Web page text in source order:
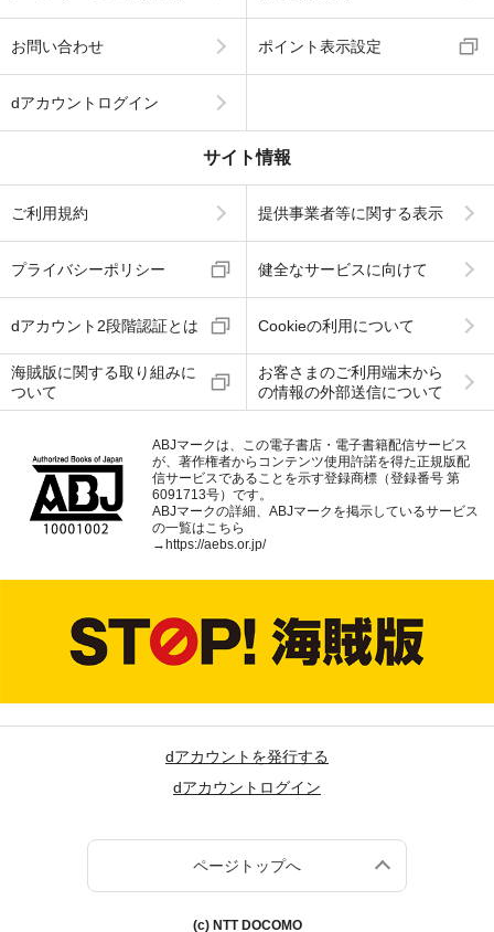
お問い合わせ ポイント表示設定
dアカウントログイン
サイト情報
ご利用規約 提供事業者等に関する表示
プライバシーポリシー 健全なサービスに向けて
dアカウント2段階認証とは Cookieの利用について
海賊版に関する取り組みに
ついて
お客さまのご利用端末から
の情報の外部送信について
ABJマークは、この電子書店・電子書籍配信サービス
が、著作権者からコンテンツ使用許諾を得た正規版配
信サービスであることを示す登録商標（登録番号 第
6091713号）です。
ABJマークの詳細、ABJマークを掲示しているサービス
の一覧はこちら
→ https://aebs.or.jp/
dアカウントを発行する
dアカウントログイン
ページトップへ
(c) NTT DOCOMO